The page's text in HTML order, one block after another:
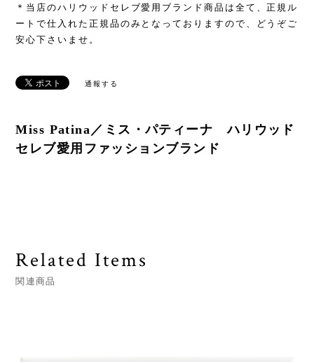
＊当店のハリウッドセレブ愛用ブランド商品は全て、正規ル
ートで仕入れた正規品のみとなっておりますので、どうぞご
安心下さいませ。
通報する
Miss Patina／ミス・パティーナ ハリウッド
セレブ愛用ファッションブランド
Related Items
関連商品